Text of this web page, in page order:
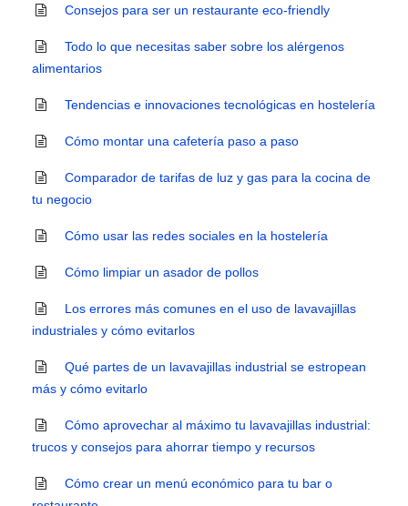
Consejos para ser un restaurante eco-friendly
Todo lo que necesitas saber sobre los alérgenos
alimentarios
Tendencias e innovaciones tecnológicas en hostelería
Cómo montar una cafetería paso a paso
Comparador de tarifas de luz y gas para la cocina de
tu negocio
Cómo usar las redes sociales en la hostelería
Cómo limpiar un asador de pollos
Los errores más comunes en el uso de lavavajillas
industriales y cómo evitarlos
Qué partes de un lavavajillas industrial se estropean
más y cómo evitarlo
Cómo aprovechar al máximo tu lavavajillas industrial:
trucos y consejos para ahorrar tiempo y recursos
Cómo crear un menú económico para tu bar o